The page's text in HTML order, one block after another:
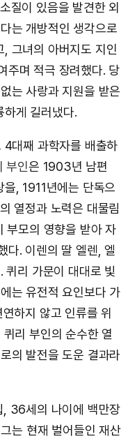
질이 있음을 발견한 외
는 개방적인 생각으로
그녀의 아버지도 지인
주며 적극 장려했다. 당
는 사랑과 지원을 받은
하게 길러냈다.
대째 과학자를 배출하
부인은 1903년 남편
, 1911년에는 단독으
열정과 노력은 대물림
부모의 영향을 받아 자
다. 이렌의 딸 엘렌, 엘
퀴리 가문이 대대로 빛
는 유전적 요인보다 가
하지 않고 인류를 위
리 부인의 순수한 열
의 발전을 도운 결과라
, 36세의 나이에 백만장
는 현재 벌어들인 재산